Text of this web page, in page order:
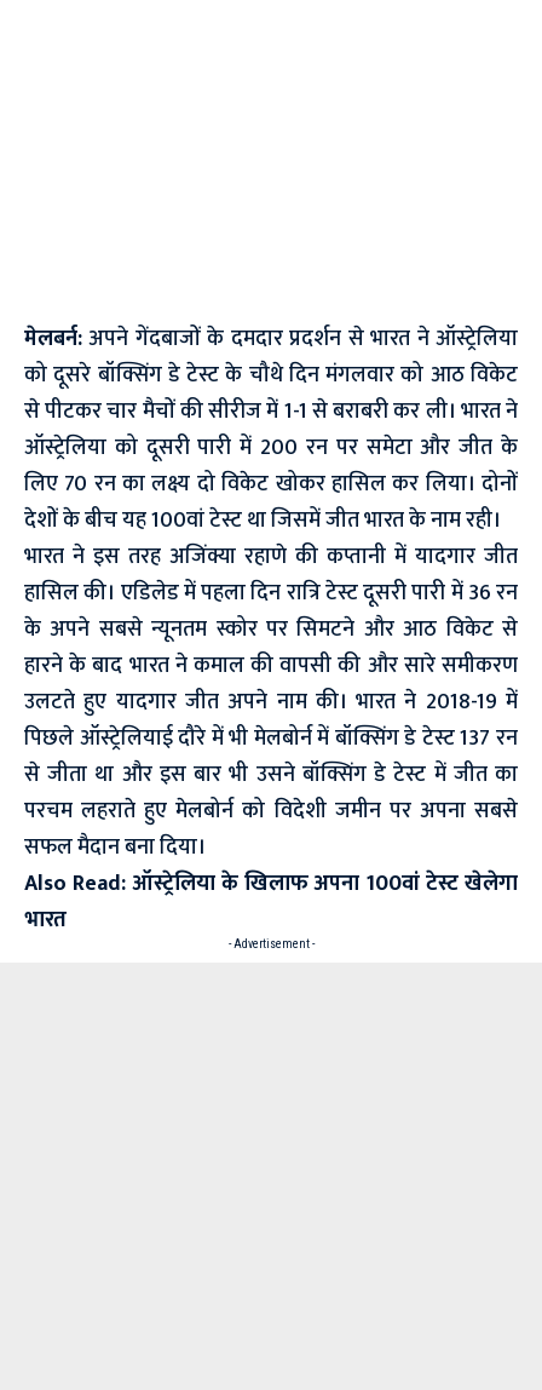
मेलबर्न:अपने गेंदबाजों के दमदार प्रदर्शन से भारत ने ऑस्ट्रेलिया
को दूसरे बॉक्सिंग डे टेस्ट के चौथे दिन मंगलवार को आठ विकेट
से पीटकर चार मैचों की सीरीज में 1-1 से बराबरी कर ली। भारत ने
ऑस्ट्रेलिया को दूसरी पारी में 200 रन पर समेटा और जीत के
लिए 70 रन का लक्ष्य दो विकेट खोकर हासिल कर लिया। दोनों
देशों के बीच यह 100वां टेस्ट था जिसमें जीत भारत के नाम रही।
भारत ने इस तरह अजिंक्या रहाणे की कप्तानी में यादगार जीत
हासिल की। एडिलेड में पहला दिन रात्रि टेस्ट दूसरी पारी में 36 रन
के अपने सबसे न्यूनतम स्कोर पर सिमटने और आठ विकेट से
हारने के बाद भारत ने कमाल की वापसी की और सारे समीकरण
उलटते हुए यादगार जीत अपने नाम की। भारत ने 2018-19 में
पिछले ऑस्ट्रेलियाई दौरे में भी मेलबोर्न में बॉक्सिंग डे टेस्ट 137 रन
से जीता था और इस बार भी उसने बॉक्सिंग डे टेस्ट में जीत का
परचम लहराते हुए मेलबोर्न को विदेशी जमीन पर अपना सबसे
सफल मैदान बना दिया।
Also Read:ऑस्ट्रेलिया के खिलाफ अपना 100वां टेस्ट खेलेगा
भारत
- Advertisement -